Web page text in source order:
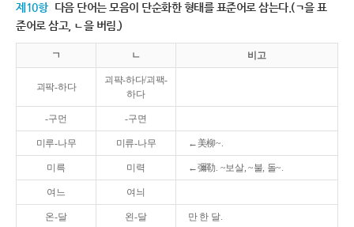
제10항 다음 단어는 모음이 단순화한 형태를 표준어로 삼는다.(ㄱ을 표
준어로 삼고, ㄴ을 버림.)
ㄱ ㄴ 비고
괴팍-하다
괴퍅-하다/괴팩-
하다
-구먼 -구면
미루-나무 미류-나무 ←美柳~.
미륵 미력 ←彌勒. ~보살, ~불, 돌~.
여느 여늬
온-달 왼-달 만 한 달.